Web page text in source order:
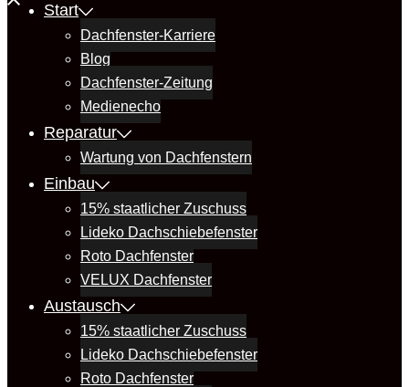
Start
Dachfenster-Karriere
Blog
Dachfenster-Zeitung
Medienecho
Reparatur
Wartung von Dachfenstern
Einbau
15% staatlicher Zuschuss
Lideko Dachschiebefenster
Roto Dachfenster
VELUX Dachfenster
Austausch
15% staatlicher Zuschuss
Lideko Dachschiebefenster
Roto Dachfenster